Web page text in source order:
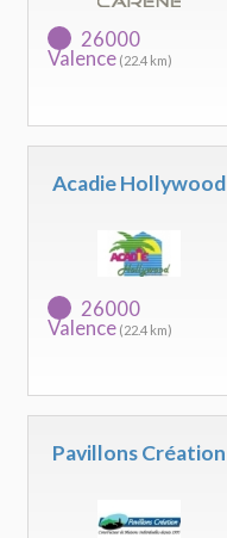
26000
Valence (22.4 km)
Acadie Hollywood
26000
Valence (22.4 km)
Pavillons Création